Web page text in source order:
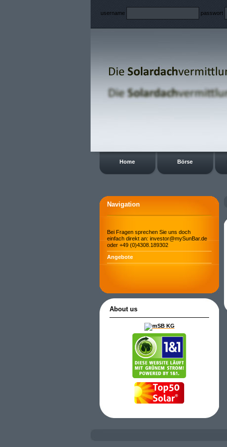
username passwort
Home Börse
Navigation
Bei Fragen sprechen Sie uns doch
einfach direkt an: investor@mySunBar.de
oder +49 (0)4308.189302
Angebote
About us